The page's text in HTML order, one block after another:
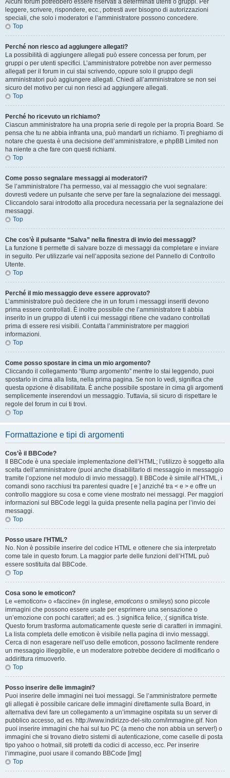
Alcuni forum potrebbero essere riservati a determinati utenti o gruppi. Per
leggere, scrivere, rispondere, ecc., potresti aver bisogno di autorizzazioni
speciali, che solo i moderatori e l’amministratore possono concedere.
Top
Perché non riesco ad aggiungere allegati?
La possibilità di aggiungere allegati può essere concessa per forum, per
gruppi o per utenti specifici. L’amministratore potrebbe non aver permesso
allegati per il forum in cui stai scrivendo, oppure solo il gruppo degli
amministratori può aggiungere allegati. Chiedi all’amministratore se non sei
sicuro del motivo per cui non riesci ad aggiungere allegati.
Top
Perché ho ricevuto un richiamo?
Ciascun amministratore ha una propria serie di regole per la propria Board. Se
pensa che tu ne abbia infranta una, può mandarti un richiamo. Ti preghiamo di
notare che questa è una decisione dell’amministratore, e phpBB Limited non
ha niente a che fare con questi richiami.
Top
Come posso segnalare messaggi ai moderatori?
Se l’amministratore l’ha permesso, vai al messaggio che vuoi segnalare:
dovresti vedere un pulsante che serve per fare la segnalazione dei messaggi.
Cliccandolo sarai introdotto alla procedura necessaria per la segnalazione dei
messaggi.
Top
Che cos’è il pulsante “Salva” nella finestra di invio dei messaggi?
La funzione ti permette di salvare bozze di messaggi da completare e inviare
in seguito. Per utilizzarle vai nell’apposita sezione del Pannello di Controllo
Utente.
Top
Perché il mio messaggio deve essere approvato?
L’amministratore può decidere che in un forum i messaggi inseriti devono
prima essere controllati. È inoltre possibile che l’amministratore ti abbia
inserito in un gruppo di utenti i cui messaggi ritiene che vadano controllati
prima di essere resi visibili. Contatta l’amministratore per maggiori
informazioni.
Top
Come posso spostare in cima un mio argomento?
Cliccando il collegamento “Bump argomento” mentre lo stai leggendo, puoi
spostarlo in cima alla lista, nella prima pagina. Se non lo vedi, significa che
questa opzione è disabilitata. È anche possibile spostare in cima gli argomenti
semplicemente inserendovi un messaggio. Tuttavia, sii sicuro di rispettare le
regole del forum in cui ti trovi.
Top
Formattazione e tipi di argomenti
Cos’è il BBCode?
Il BBCode è una speciale implementazione dell’HTML; l’utilizzo è soggetto alla
scelta dell’amministratore (puoi anche disabilitarlo di messaggio in messaggio
tramite l’opzione nel modulo di invio messaggi). Il BBCode è simile all’HTML, i
comandi sono racchiusi tra parentesi quadre [ e ] anziché tra < e > e offre un
controllo maggiore su cosa e come viene mostrato nei messaggi. Per maggiori
informazioni sul BBCode leggi la guida presente nella pagina per l’invio dei
messaggi.
Top
Posso usare l’HTML?
No. Non è possibile inserire del codice HTML e ottenere che sia interpretato
come tale in questo forum. La maggior parte delle funzioni dell’HTML può
essere sostituita dal BBCode.
Top
Cosa sono le emoticon?
Le «emoticon» o «faccine» (in inglese, emoticons o smileys) sono piccole
immagini che possono essere usate per esprimere una sensazione o
un’emozione con pochi caratteri; ad es. :) significa felice, :( significa triste.
Questo forum trasforma automaticamente queste serie di caratteri in immagini.
La lista completa delle emoticon è visibile nella pagina di invio messaggi.
Cerca di non esagerare nell’uso delle emoticon, possono facilmente rendere
un messaggio illeggibile, e un moderatore potrebbe decidere di modificarlo o
addirittura rimuoverlo.
Top
Posso inserire delle immagini?
Puoi inserire delle immagini nei tuoi messaggi. Se l’amministratore permette
gli allegati è possibile caricare delle immagini direttamente sulla Board, in
alternativa devi fare un collegamento a un’immagine ospitata su un server di
pubblico accesso, ad es. http://www.indirizzo-del-sito.com/immagine.gif. Non
puoi inserire immagini che hai sul tuo PC (a meno che non abbia un server!) o
immagini che si trovano dietro sistemi di autenticazione, come caselle di posta
tipo yahoo o hotmail, siti protetti da codici di accesso, ecc. Per inserire
l’immagine, puoi usare il comando BBCode [img]
Top